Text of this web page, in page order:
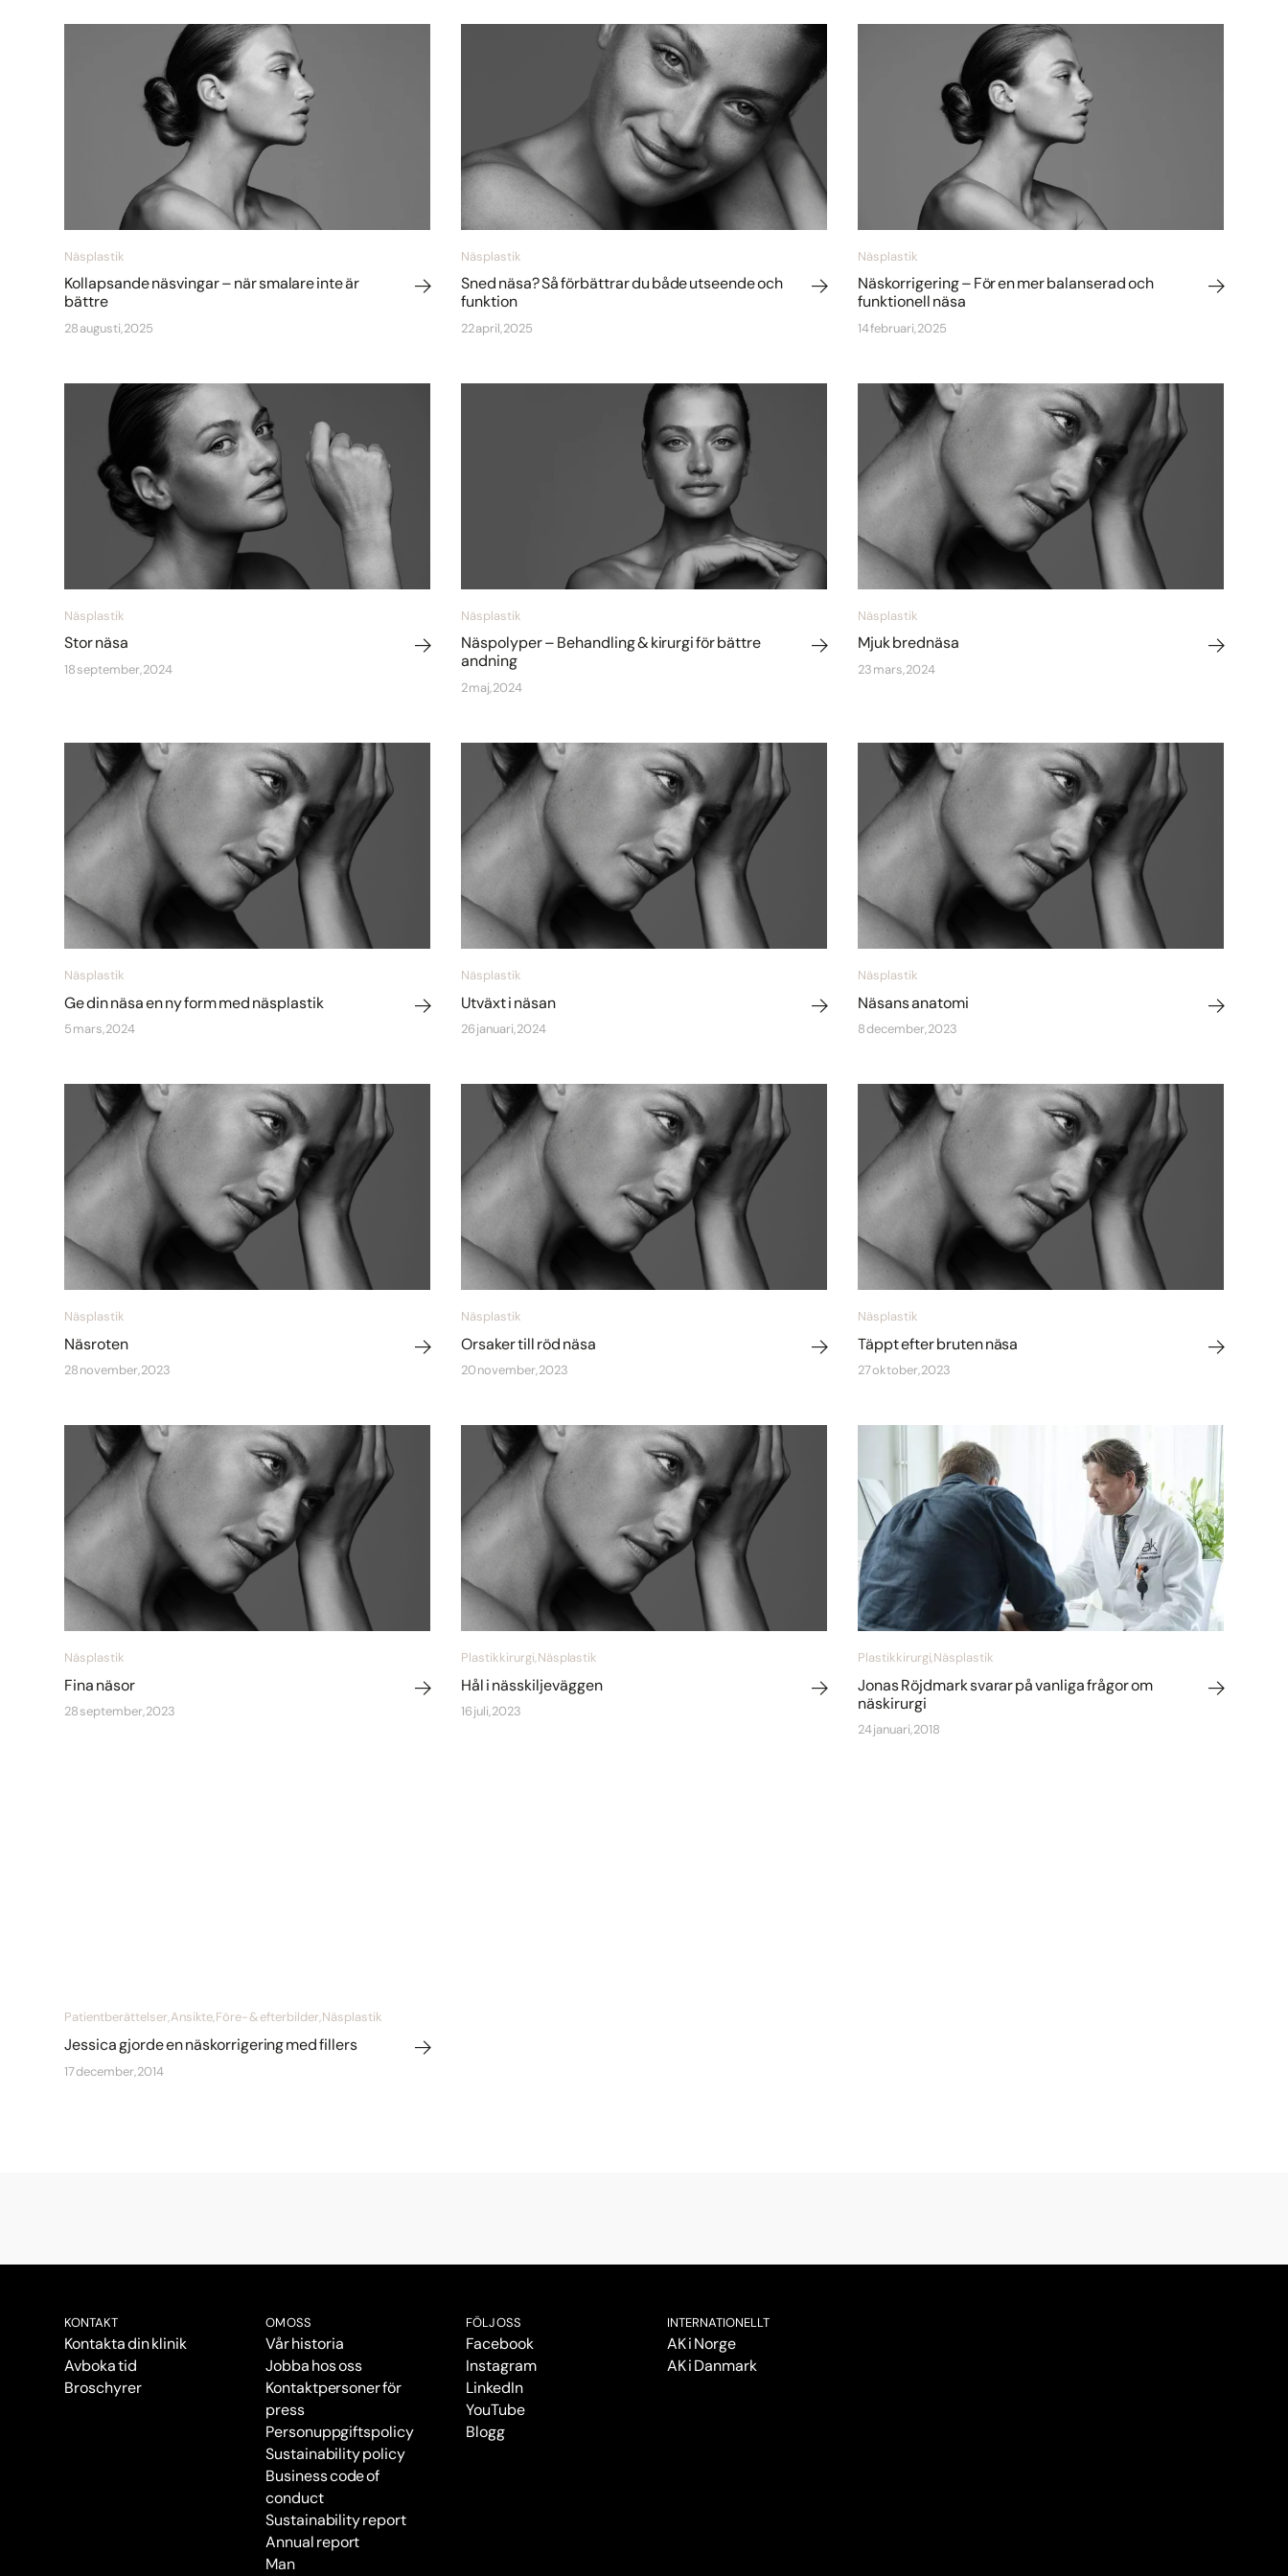
Näsplastik
Kollapsande näsvingar – när smalare inte är
bättre
28 augusti, 2025
Näsplastik
Sned näsa? Så förbättrar du både utseende och
funktion
22 april, 2025
Näsplastik
Näskorrigering – För en mer balanserad och
funktionell näsa
14 februari, 2025
Näsplastik
Stor näsa
18 september, 2024
Näsplastik
Näspolyper – Behandling & kirurgi för bättre
andning
2 maj, 2024
Näsplastik
Mjuk brednäsa
23 mars, 2024
Näsplastik
Ge din näsa en ny form med näsplastik
5 mars, 2024
Näsplastik
Utväxt i näsan
26 januari, 2024
Näsplastik
Näsans anatomi
8 december, 2023
Näsplastik
Näsroten
28 november, 2023
Näsplastik
Orsaker till röd näsa
20 november, 2023
Näsplastik
Täppt efter bruten näsa
27 oktober, 2023
Näsplastik
Fina näsor
28 september, 2023
Plastikkirurgi, Näsplastik
Hål i nässkiljeväggen
16 juli, 2023
Plastikkirurgi, Näsplastik
Jonas Röjdmark svarar på vanliga frågor om
näskirurgi
24 januari, 2018
Patientberättelser, Ansikte, Före- & efterbilder, Näsplastik
Jessica gjorde en näskorrigering med fillers
17 december, 2014
KONTAKT
Kontakta din klinik
Avboka tid
Broschyrer
OM OSS
Vår historia
Jobba hos oss
Kontaktpersoner för
press
Personuppgiftspolicy
Sustainability policy
Business code of
conduct
Sustainability report
Annual report
Man
FÖLJ OSS
Facebook
Instagram
LinkedIn
YouTube
Blogg
INTERNATIONELLT
AK i Norge
AK i Danmark